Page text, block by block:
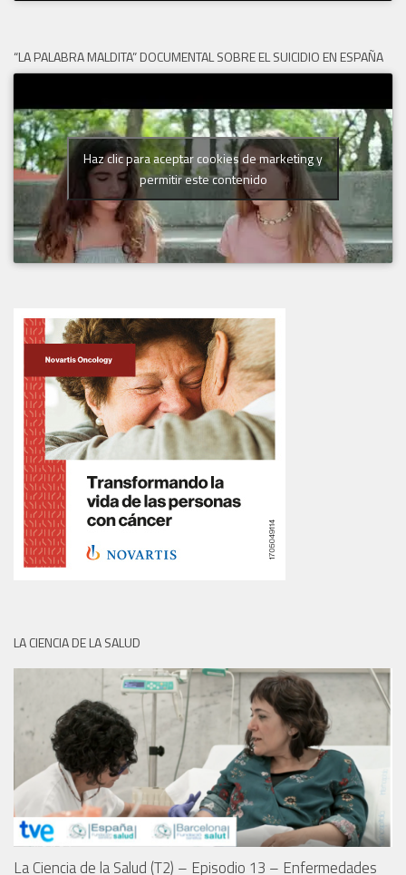
“LA PALABRA MALDITA” DOCUMENTAL SOBRE EL SUICIDIO EN ESPAÑA
Haz clic para aceptar cookies de marketing y
permitir este contenido
LA CIENCIA DE LA SALUD
La Ciencia de la Salud (T2) – Episodio 13 – Enfermedades